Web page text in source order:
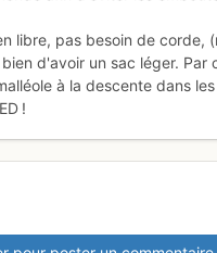
libre, pas besoin de corde,
d'avoir un sac léger. Par
à la descente dans
!